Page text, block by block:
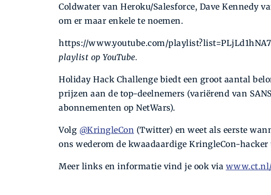
Coldwater van Heroku/Salesforce, Dave Kennedy
om er maar enkele te noemen.
https://www.youtube.com/
playlist op YouTube.
Holiday Hack Challenge biedt een groot aantal
prijzen aan de top-­deelnemers (variërend van
abonnementen op NetWars).
Volg @KringleCon (Twitter) en weet als eerste
ons wederom de kwaadaardige KringleCon-hacker
Meer links en informatie vind je ook via